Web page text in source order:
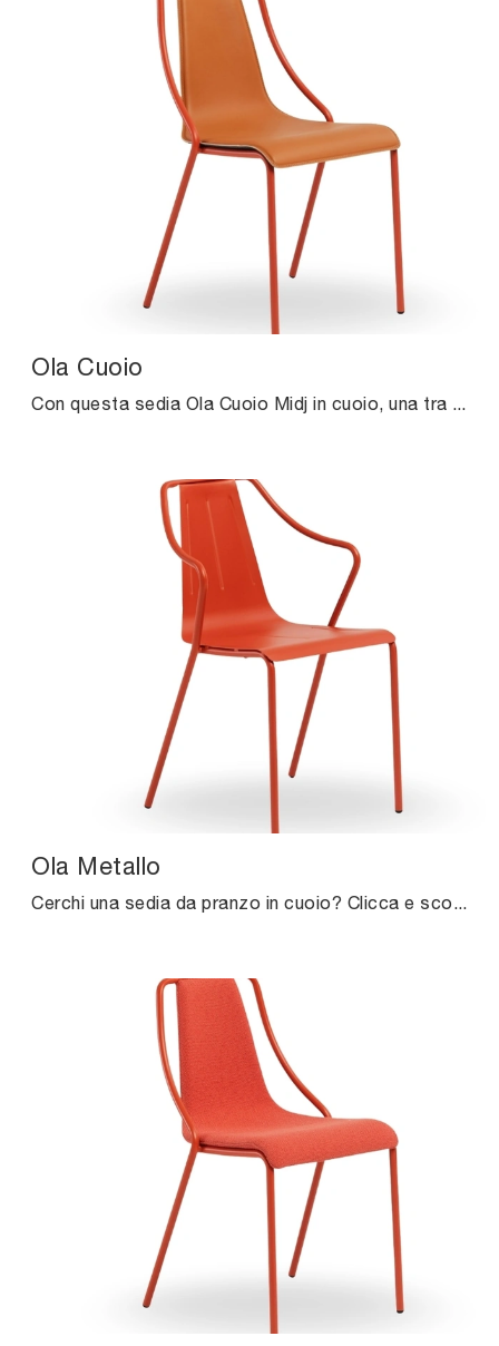
Ola Cuoio
Con questa sedia Ola Cuoio Midj in cuoio, una tra le nostre sedute fisse design, potrai impreziosire i tuoi interni.
Ola Metallo
Cerchi una sedia da pranzo in cuoio? Clicca e scopri il modello Ola Metallo di Midj per completare i tuoi locali al meglio.